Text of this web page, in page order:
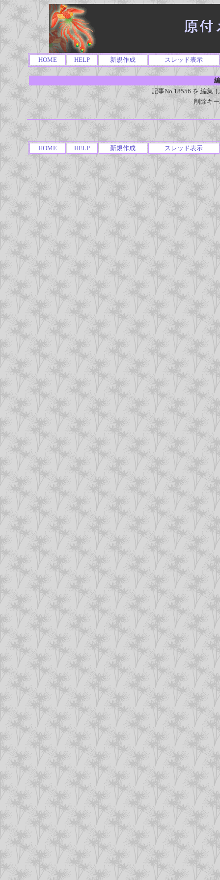
HOME HELP 新規作成 スレッド表示
記事No.18556 を 編集
削除キ
HOME HELP 新規作成 スレッド表示